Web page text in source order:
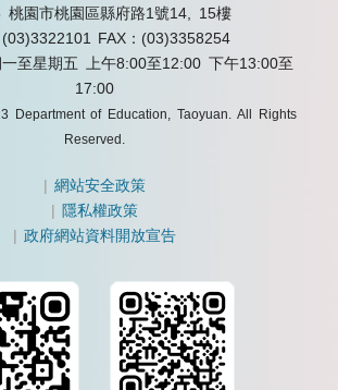
桃園市桃園區縣府路1號14, 15樓
FAX：(03)3358254
一至星期五 上午8:00至12:00 下午13:00至
17:00
Department of Education, Taoyuan. All Rights
Reserved.
|網站安全政策
| 隱私權政策
|政府網站資料開放宣告